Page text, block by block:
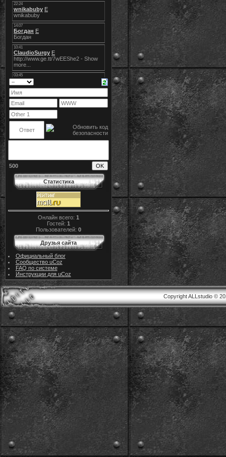
500
Статистика
Онлайн всего: 1
Гостей: 1
Пользователей: 0
Друзья сайта
Официальный блог
Сообщество uCoz
FAQ по системе
Инструкции для uCoz
Copyright ALLstudio ©